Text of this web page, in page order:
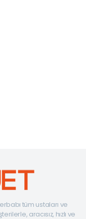
erbabı tüm ustaları ve
aracısız, hızlı ve